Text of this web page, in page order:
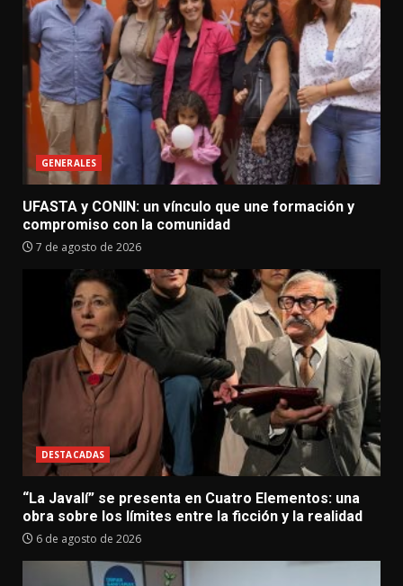
GENERALES
UFASTA y CONIN: un vínculo que une formación y
compromiso con la comunidad
7 de agosto de 2026
DESTACADAS
“La Javalí” se presenta en Cuatro Elementos: una
obra sobre los límites entre la ficción y la realidad
6 de agosto de 2026